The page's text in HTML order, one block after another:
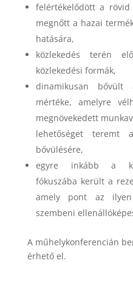
felértékelődött a
megnőtt a hazai
hatására,
közlekedés terén
közlekedési formák,
dinamikusan bővült
mértéke, amelyre
megnövekedett
lehetőséget teremt
bővülésére,
egyre inkább a
fókuszába került a
amely pont az ilyen
szembeni
A műhelykonferencián
érhető el.